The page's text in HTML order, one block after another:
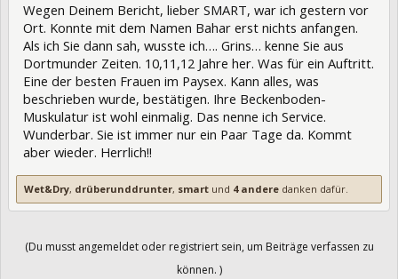
Wegen Deinem Bericht, lieber SMART, war ich gestern vor
Ort. Konnte mit dem Namen Bahar erst nichts anfangen.
Als ich Sie dann sah, wusste ich…. Grins… kenne Sie aus
Dortmunder Zeiten. 10,11,12 Jahre her. Was für ein Auftritt.
Eine der besten Frauen im Paysex. Kann alles, was
beschrieben wurde, bestätigen. Ihre Beckenboden-
Muskulatur ist wohl einmalig. Das nenne ich Service.
Wunderbar. Sie ist immer nur ein Paar Tage da. Kommt
aber wieder. Herrlich!!
Wet&Dry, drüberunddrunter, smart und 4 andere danken dafür.
(Du musst angemeldet oder registriert sein, um Beiträge verfassen zu
können. )